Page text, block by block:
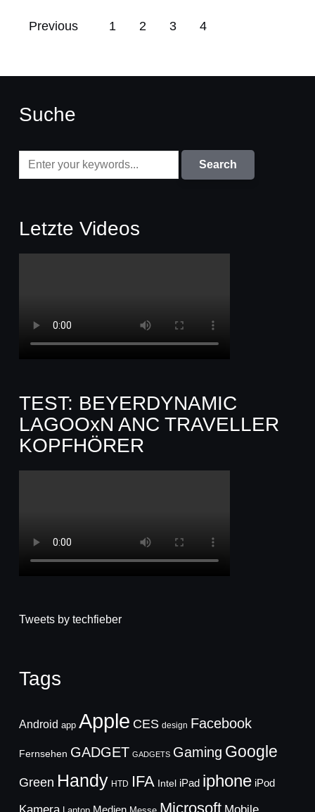
Previous 1 2 3 4
Suche
Letzte Videos
TEST: BEYERDYNAMIC
LAGOOxN ANC TRAVELLER
KOPFHÖRER
Tweets by techfieber
Tags
Android app Apple CES design Facebook
Fernsehen GADGET GADGETS Gaming Google
Green Handy HTD IFA Intel iPad iphone iPod
Microsoft Mobile